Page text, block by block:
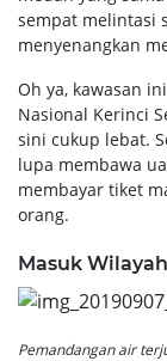
sempat melintasi
menyenangkan
Oh ya, kawasan
Nasional Kerinci
sini cukup lebat.
lupa membawa
membayar tiket
orang.
Masuk
Pemandangan air